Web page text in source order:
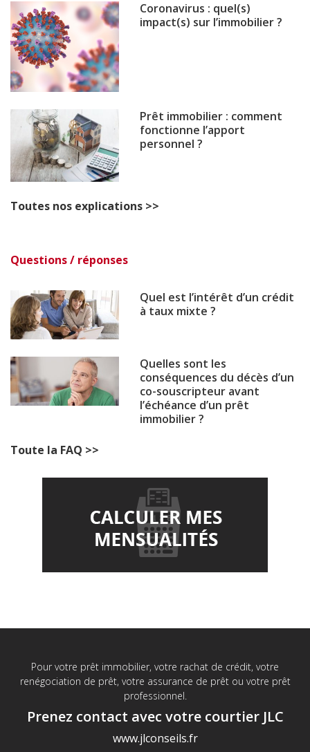
Coronavirus : quel(s)
impact(s) sur l’immobilier ?
Prêt immobilier : comment
fonctionne l’apport
personnel ?
Toutes nos explications >>
Questions / réponses
Quel est l’intérêt d’un crédit
à taux mixte ?
Quelles sont les
conséquences du décès d’un
co-souscripteur avant
l’échéance d’un prêt
immobilier ?
Toute la FAQ >>
Pour votre prêt immobilier, votre rachat de crédit, votre
renégociation de prêt, votre assurance de prêt ou votre prêt
professionnel.
Prenez contact avec votre courtier JLC
www.jlconseils.fr